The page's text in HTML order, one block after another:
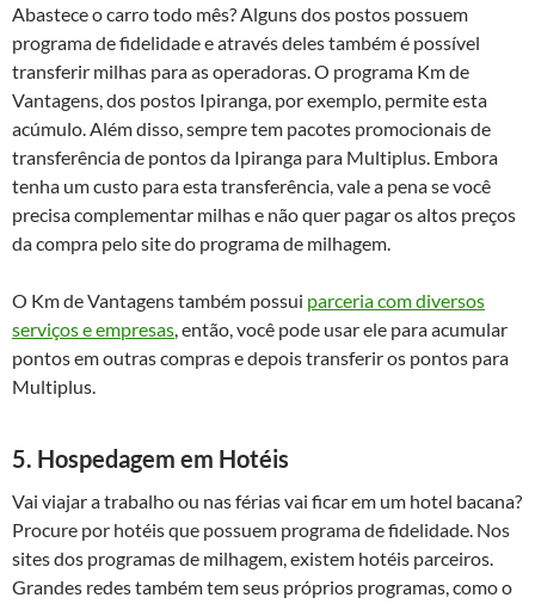
Abastece o carro todo mês? Alguns dos postos possuem
programa de fidelidade e através deles também é possível
transferir milhas para as operadoras. O programa Km de
Vantagens, dos postos Ipiranga, por exemplo, permite esta
acúmulo. Além disso, sempre tem pacotes promocionais de
transferência de pontos da Ipiranga para Multiplus. Embora
tenha um custo para esta transferência, vale a pena se você
precisa complementar milhas e não quer pagar os altos preços
da compra pelo site do programa de milhagem.
O Km de Vantagens também possui parceria com diversos
serviços e empresas, então, você pode usar ele para acumular
pontos em outras compras e depois transferir os pontos para
Multiplus.
5. Hospedagem em Hotéis
Vai viajar a trabalho ou nas férias vai ficar em um hotel bacana?
Procure por hotéis que possuem programa de fidelidade. Nos
sites dos programas de milhagem, existem hotéis parceiros.
Grandes redes também tem seus próprios programas, como o